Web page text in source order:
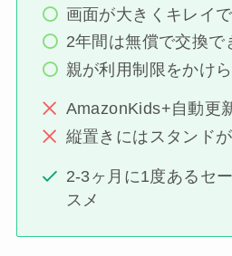
画面が大きくキレイ
2年間は無償で交換で
親が利用制限をかけ
AmazonKids+自動更
縦置きにはスタンド
2-3ヶ月に1度あるセ
スメ